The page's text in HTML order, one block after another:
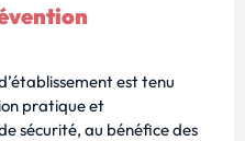
est tenu
pratique et
sécurité, au bénéfice des